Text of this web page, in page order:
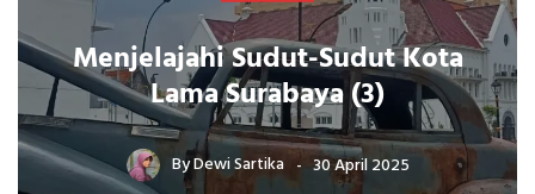
Menjelajahi Sudut-Sudut Kota
Lama Surabaya (3)
ByDewi Sartika 30 April 2025